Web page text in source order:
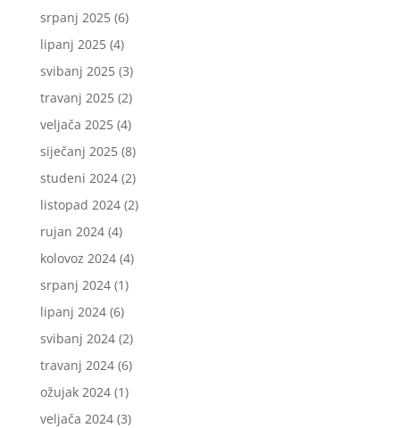
srpanj 2025(6)
lipanj 2025(4)
svibanj 2025(3)
travanj 2025(2)
veljača 2025(4)
siječanj 2025(8)
studeni 2024(2)
listopad 2024(2)
rujan 2024(4)
kolovoz 2024(4)
srpanj 2024(1)
lipanj 2024(6)
svibanj 2024(2)
travanj 2024(6)
ožujak 2024(1)
veljača 2024(3)